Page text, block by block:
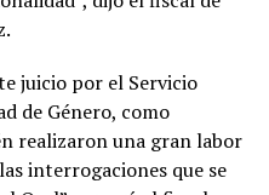
juicio por el Servicio
de Género, como
realizaron una gran labor
interrogaciones que se